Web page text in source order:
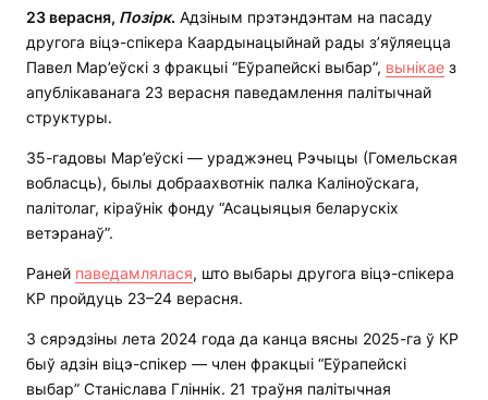
23 верасня, Позірк. Адзіным прэтэндэнтам на пасаду
другога віцэ-спікера Каардынацыйнай рады з’яўляецца
Павел Мар’еўскі з фракцыі “Еўрапейскі выбар”, вынікае з
апублікаванага 23 верасня паведамлення палітычнай
структуры.
35-гадовы Мар’еўскі — ураджэнец Рэчыцы (Гомельская
вобласць), былы добраахвотнік палка Каліноўскага,
палітолаг, кіраўнік фонду “Асацыяцыя беларускіх
ветэранаў”.
Раней паведамлялася, што выбары другога віцэ-спікера
КР пройдуць 23–24 верасня.
З сярэдзіны лета 2024 года да канца вясны 2025-га ў КР
быў адзін віцэ-спікер — член фракцыі “Еўрапейскі
выбар” Станіслава Гліннік. 21 траўня палітычная